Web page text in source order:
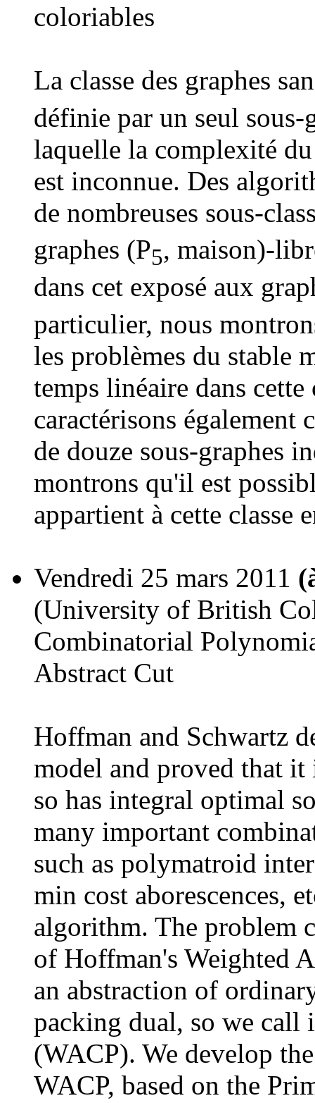
coloriables
La classe des graphes
définie par un seul
laquelle la complexité
est inconnue. Des
de nombreuses sous-
graphes (P5, maison)-
dans cet exposé aux
particulier, nous
les problèmes du stable
temps linéaire dans cette
caractérisons également
de douze sous-graphes
montrons qu'il est
appartient à cette classe
Vendredi 25 mars 2011
(University of British
Combinatorial
Abstract Cut
Hoffman and Schwartz
model and proved that
so has integral optimal
many important
such as polymatroid
min cost aborescences,
algorithm. The problem
of Hoffman's Weighted
an abstraction of
packing dual, so we call
(WACP). We develop
WACP, based on the